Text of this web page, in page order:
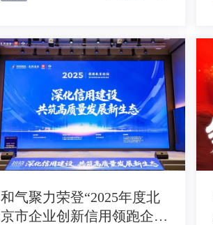
的科技创新企业，和气聚力智能科
技凭借在AI+教育场景的扎实实践
与创新实力，被正式授牌 “未来创
新教育中心PDC创联体成员单
位”，将深度参与创新教育生态共
建，以技术赋能项目式学习落地。
和气聚力荣登“2025年度北
京市企业创新信用领跑企